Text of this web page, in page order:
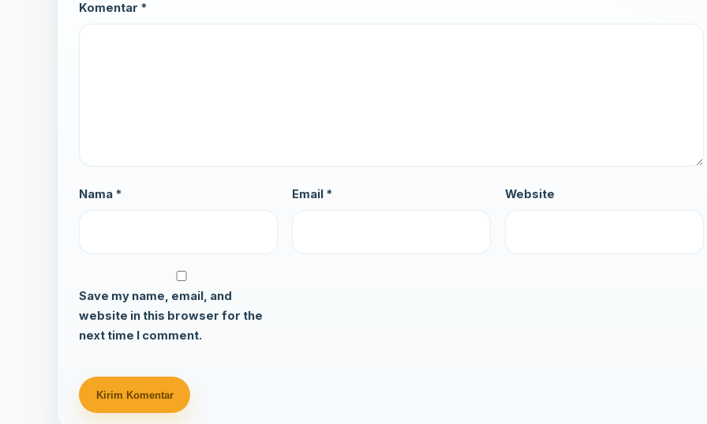
Komentar *
Nama * Email * Website
Save my name, email, and
website in this browser for the
next time I comment.